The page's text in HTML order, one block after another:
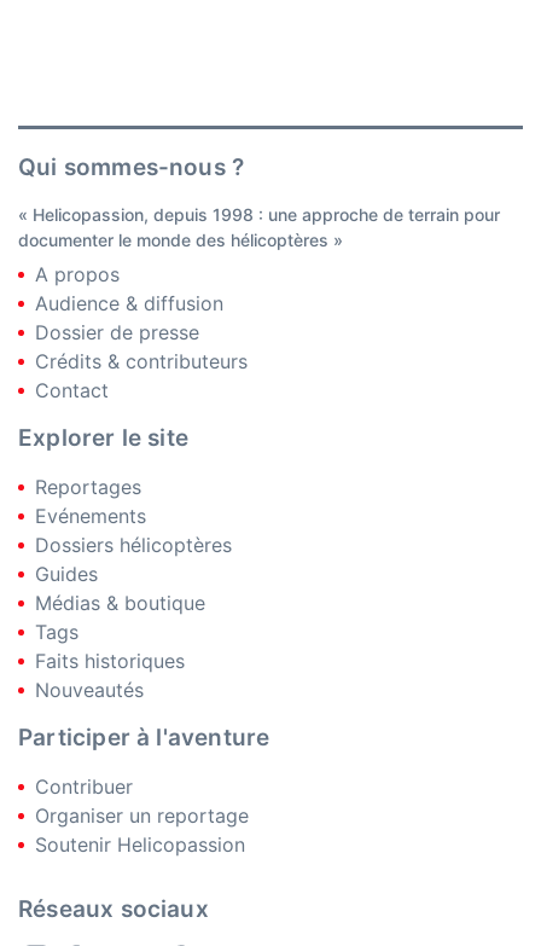
Qui sommes-nous ?
« Helicopassion, depuis 1998 : une approche de terrain pour
documenter le monde des hélicoptères »
A propos
Audience & diffusion
Dossier de presse
Crédits & contributeurs
Contact
Explorer le site
Reportages
Evénements
Dossiers hélicoptères
Guides
Médias & boutique
Tags
Faits historiques
Nouveautés
Participer à l'aventure
Contribuer
Organiser un reportage
Soutenir Helicopassion
Réseaux sociaux